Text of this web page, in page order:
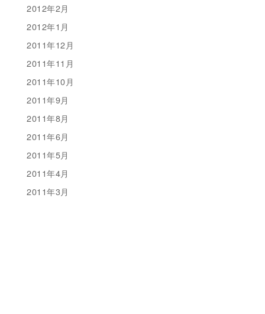
2012年2月
2012年1月
2011年12月
2011年11月
2011年10月
2011年9月
2011年8月
2011年6月
2011年5月
2011年4月
2011年3月